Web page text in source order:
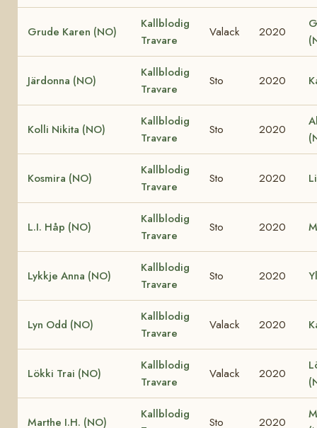
Grude Karen (NO)
Kallblodig
Travare
Valack 2020
Järdonna (NO)
Kallblodig
Travare
Sto 2020
Kolli Nikita (NO)
Kallblodig
Travare
Sto 2020
Kosmira (NO)
Kallblodig
Travare
Sto 2020
L.I. Håp (NO)
Kallblodig
Travare
Sto 2020
Lykkje Anna (NO)
Kallblodig
Travare
Sto 2020
Lyn Odd (NO)
Kallblodig
Travare
Valack 2020
Lökki Trai (NO)
Kallblodig
Travare
Valack 2020
Marthe I.H. (NO)
Kallblodig
Sto 2020